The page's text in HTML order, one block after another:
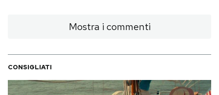
Mostra i commenti
CONSIGLIATI